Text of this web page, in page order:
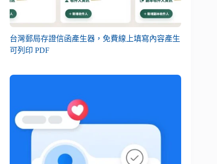
台灣郵局存證信函產生器，免費線上填寫內容產生
可列印 PDF